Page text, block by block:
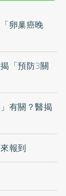
卵巢癌晚
「預防3關
有關？醫揭
報到